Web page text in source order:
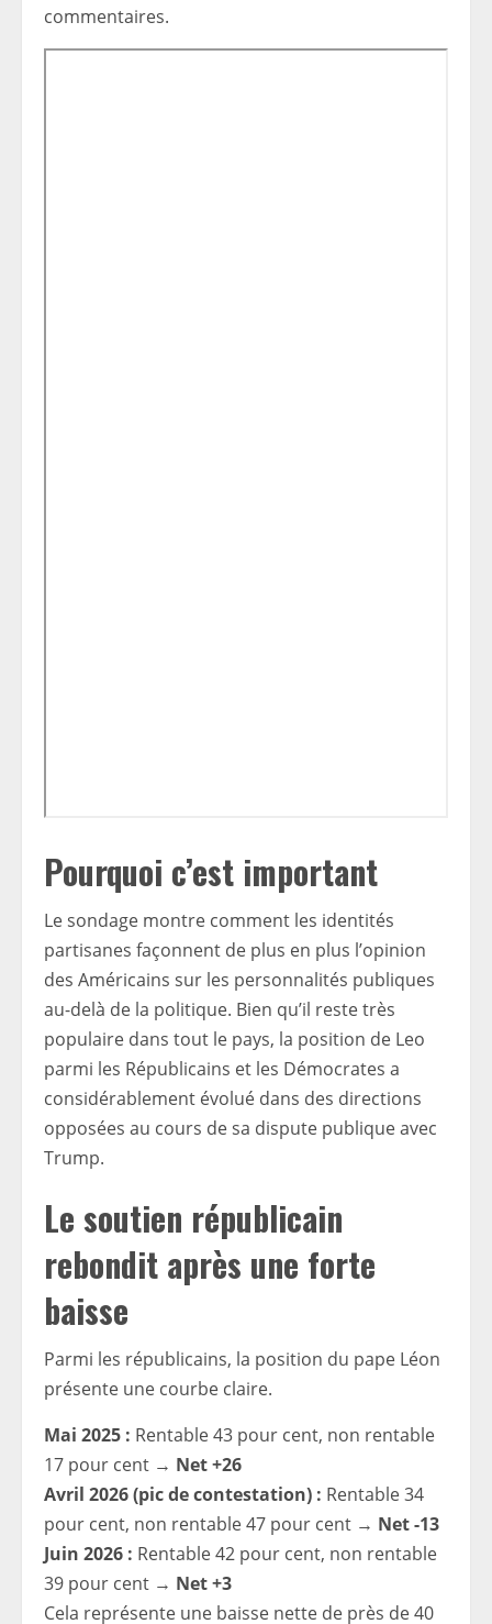
commentaires.
Pourquoi c’est important
Le sondage montre comment les identités
partisanes façonnent de plus en plus l’opinion
des Américains sur les personnalités publiques
au-delà de la politique. Bien qu’il reste très
populaire dans tout le pays, la position de Leo
parmi les Républicains et les Démocrates a
considérablement évolué dans des directions
opposées au cours de sa dispute publique avec
Trump.
Le soutien républicain
rebondit après une forte
baisse
Parmi les républicains, la position du pape Léon
présente une courbe claire.
Mai 2025 : Rentable 43 pour cent, non rentable
17 pour cent → Net +26
Avril 2026 (pic de contestation) : Rentable 34
pour cent, non rentable 47 pour cent → Net -13
Juin 2026 : Rentable 42 pour cent, non rentable
39 pour cent → Net +3
Cela représente une baisse nette de près de 40